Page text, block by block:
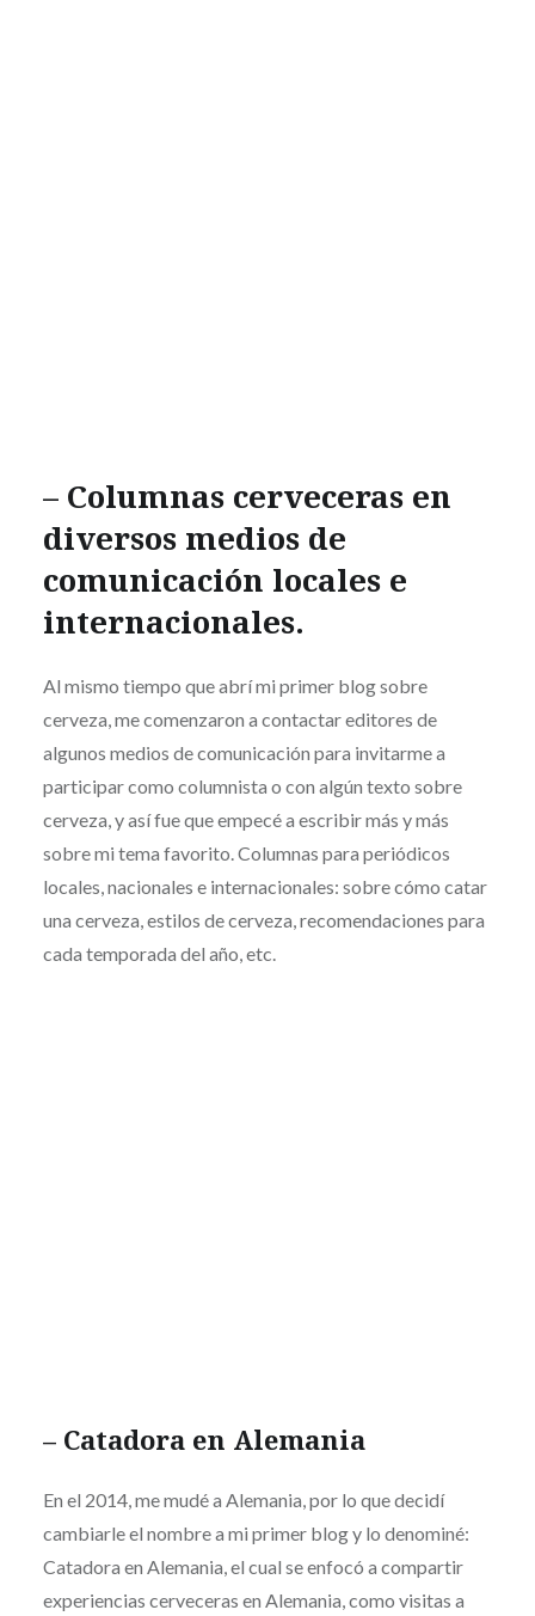
– Columnas cervecerasen
diversos medios de
comunicación locales e
internacionales.
Al mismo tiempo que abrí mi primer blog sobre
cerveza, me comenzaron a contactar editores de
algunos medios de comunicación para invitarme a
participar como columnista o con algún texto sobre
cerveza, y así fue que empecé a escribir más y más
sobre mi tema favorito. Columnas para periódicos
locales, nacionales e internacionales: sobre cómo catar
una cerveza, estilos de cerveza, recomendaciones para
cada temporada del año, etc.
– Catadora en Alemania
En el 2014, me mudé a Alemania, por lo que decidí
cambiarle el nombre a mi primer blog y lo denominé:
Catadora en Alemania, el cual se enfocó a compartir
experiencias cerveceras en Alemania, como visitas a